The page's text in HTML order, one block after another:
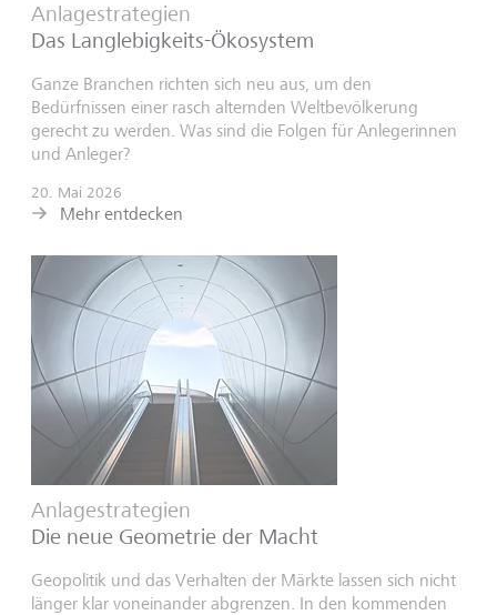
Anlagestrategien
Das Langlebigkeits-Ökosystem
Ganze Branchen richten sich neu aus, um den
Bedürfnissen einer rasch alternden Weltbevölkerung
gerecht zu werden. Was sind die Folgen für Anlegerinnen
und Anleger?
20. Mai 2026
Mehr entdecken
Anlagestrategien
Die neue Geometrie der Macht
Geopolitik und das Verhalten der Märkte lassen sich nicht
länger klar voneinander abgrenzen. In den kommenden